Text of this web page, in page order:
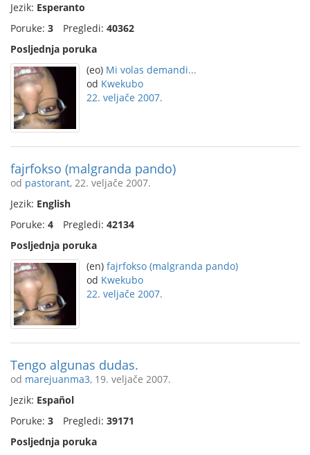
Jezik: Esperanto
Poruke: 3 Pregledi: 40362
Posljednja poruka
(eo) Mi volas demandi...
od Kwekubo
22. veljače 2007.
fajrfokso (malgranda pando)
od pastorant, 22. veljače 2007.
Jezik: English
Poruke: 4 Pregledi: 42134
Posljednja poruka
(en) fajrfokso (malgranda pando)
od Kwekubo
22. veljače 2007.
Tengo algunas dudas.
od marejuanma3, 19. veljače 2007.
Jezik: Español
Poruke: 3 Pregledi: 39171
Posljednja poruka